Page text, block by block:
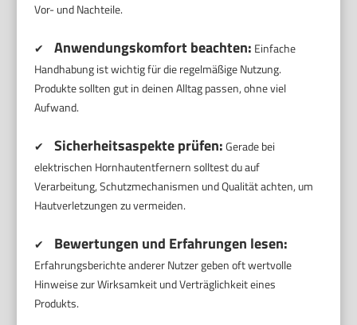
Vor- und Nachteile.
✔ Anwendungskomfort beachten: Einfache
Handhabung ist wichtig für die regelmäßige Nutzung.
Produkte sollten gut in deinen Alltag passen, ohne viel
Aufwand.
✔ Sicherheitsaspekte prüfen:Gerade bei
elektrischen Hornhautentfernern solltest du auf
Verarbeitung, Schutzmechanismen und Qualität achten, um
Hautverletzungen zu vermeiden.
✔ Bewertungen und Erfahrungen lesen:
Erfahrungsberichte anderer Nutzer geben oft wertvolle
Hinweise zur Wirksamkeit und Verträglichkeit eines
Produkts.